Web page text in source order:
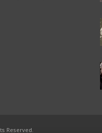
Reserved.